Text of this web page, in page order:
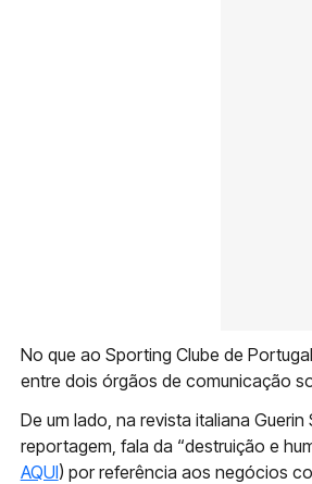
No que ao Sporting Clube de
entre dois órgãos de comunicação
De um lado, na revista italiana
reportagem, fala da “destruição e
AQUI) por referência aos negócios